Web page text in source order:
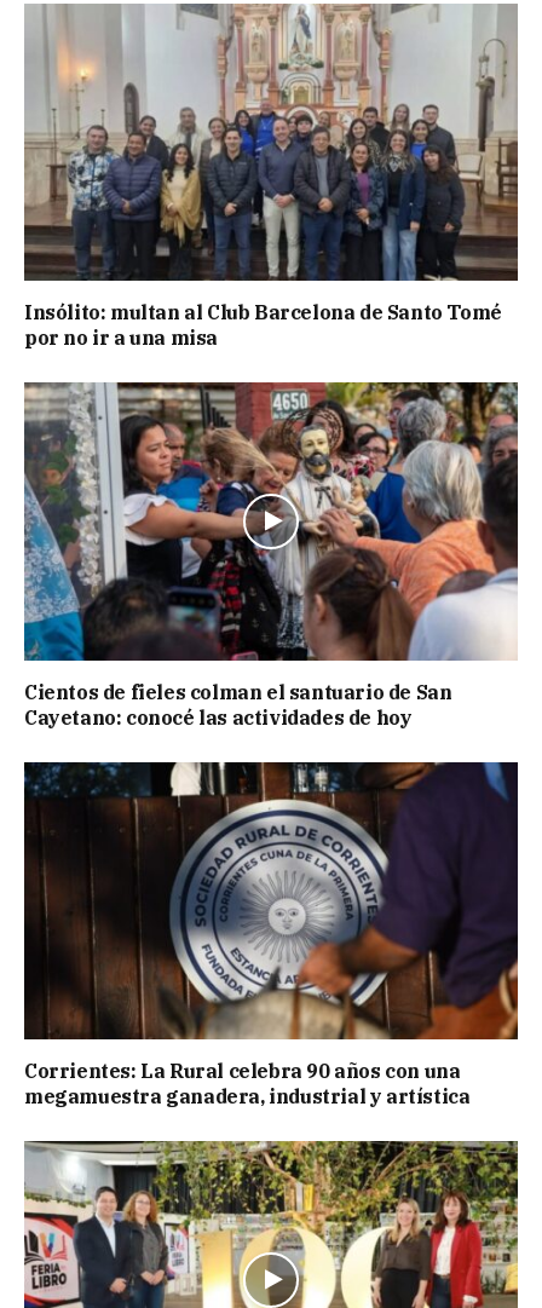
Insólito: multan al Club Barcelona de Santo Tomé
por no ir a una misa
Cientos de fieles colman el santuario de San
Cayetano: conocé las actividades de hoy
Corrientes: La Rural celebra 90 años con una
megamuestra ganadera, industrial y artística